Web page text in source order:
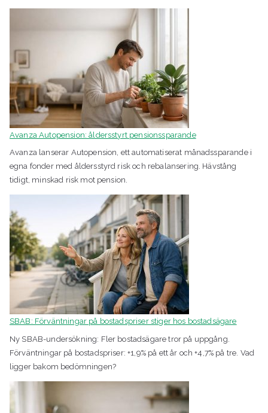
Avanza Autopension: åldersstyrt pensionssparande
Avanza lanserar Autopension, ett automatiserat månadssparande i
egna fonder med åldersstyrd risk och rebalansering. Hävstång
tidigt, minskad risk mot pension.
SBAB: Förväntningar på bostadspriser stiger hos bostadsägare
Ny SBAB-undersökning: Fler bostadsägare tror på uppgång.
Förväntningar på bostadspriser: +1,9% på ett år och +4,7% på tre. Vad
ligger bakom bedömningen?